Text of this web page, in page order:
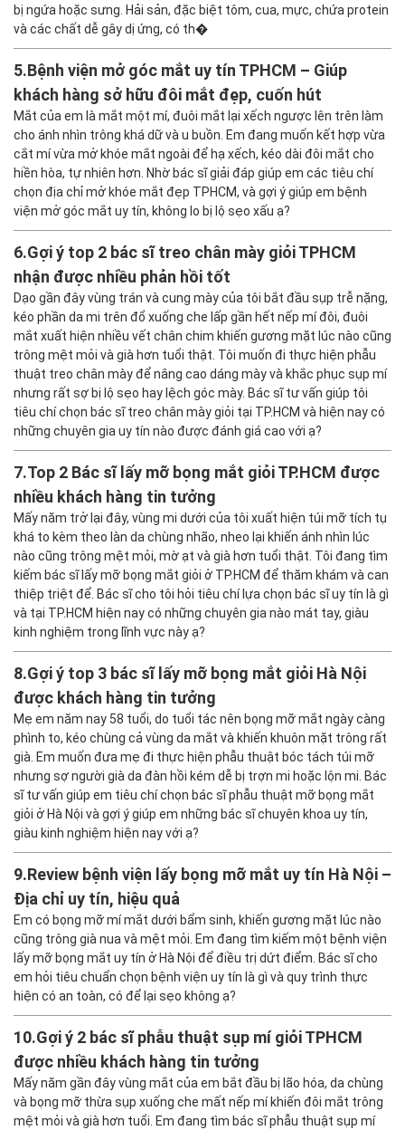
bị ngứa hoặc sưng. Hải sản, đặc biệt tôm, cua, mực, chứa protein
và các chất dễ gây dị ứng, có th�
5.Bệnh viện mở góc mắt uy tín TPHCM – Giúp
khách hàng sở hữu đôi mắt đẹp, cuốn hút
Mắt của em là mắt một mí, đuôi mắt lại xếch ngược lên trên làm
cho ánh nhìn trông khá dữ và u buồn. Em đang muốn kết hợp vừa
cắt mí vừa mở khóe mắt ngoài để hạ xếch, kéo dài đôi mắt cho
hiền hòa, tự nhiên hơn. Nhờ bác sĩ giải đáp giúp em các tiêu chí
chọn địa chỉ mở khóe mắt đẹp TPHCM, và gợi ý giúp em bệnh
viện mở góc mắt uy tín, không lo bị lộ sẹo xấu ạ?
6.Gợi ý top 2 bác sĩ treo chân mày giỏi TPHCM
nhận được nhiều phản hồi tốt
Dạo gần đây vùng trán và cung mày của tôi bắt đầu sụp trễ nặng,
kéo phần da mi trên đổ xuống che lấp gần hết nếp mí đôi, đuôi
mắt xuất hiện nhiều vết chân chim khiến gương mặt lúc nào cũng
trông mệt mỏi và già hơn tuổi thật. Tôi muốn đi thực hiện phẫu
thuật treo chân mày để nâng cao dáng mày và khắc phục sụp mí
nhưng rất sợ bị lộ sẹo hay lệch góc mày. Bác sĩ tư vấn giúp tôi
tiêu chí chọn bác sĩ treo chân mày giỏi tại TP.HCM và hiện nay có
những chuyên gia uy tín nào được đánh giá cao với ạ?
7.Top 2 Bác sĩ lấy mỡ bọng mắt giỏi TP.HCM được
nhiều khách hàng tin tưởng
Mấy năm trở lại đây, vùng mi dưới của tôi xuất hiện túi mỡ tích tụ
khá to kèm theo làn da chùng nhão, nheo lại khiến ánh nhìn lúc
nào cũng trông mệt mỏi, mờ ạt và già hơn tuổi thật. Tôi đang tìm
kiếm bác sĩ lấy mỡ bọng mắt giỏi ở TP.HCM để thăm khám và can
thiệp triệt để. Bác sĩ cho tôi hỏi tiêu chí lựa chọn bác sĩ uy tín là gì
và tại TP.HCM hiện nay có những chuyên gia nào mát tay, giàu
kinh nghiệm trong lĩnh vực này ạ?
8.Gợi ý top 3 bác sĩ lấy mỡ bọng mắt giỏi Hà Nội
được khách hàng tin tưởng
Mẹ em năm nay 58 tuổi, do tuổi tác nên bọng mỡ mắt ngày càng
phình to, kéo chùng cả vùng da mắt và khiến khuôn mặt trông rất
già. Em muốn đưa mẹ đi thực hiện phẫu thuật bóc tách túi mỡ
nhưng sợ người già da đàn hồi kém dễ bị trợn mi hoặc lộn mi. Bác
sĩ tư vấn giúp em tiêu chí chọn bác sĩ phẫu thuật mỡ bọng mắt
giỏi ở Hà Nội và gợi ý giúp em những bác sĩ chuyên khoa uy tín,
giàu kinh nghiệm hiện nay với ạ?
9.Review bệnh viện lấy bọng mỡ mắt uy tín Hà Nội –
Địa chỉ uy tín, hiệu quả
Em có bọng mỡ mí mắt dưới bẩm sinh, khiến gương mặt lúc nào
cũng trông già nua và mệt mỏi. Em đang tìm kiếm một bệnh viện
lấy mỡ bọng mắt uy tín ở Hà Nội để điều trị dứt điểm. Bác sĩ cho
em hỏi tiêu chuẩn chọn bệnh viện uy tín là gì và quy trình thực
hiện có an toàn, có để lại sẹo không ạ?
10.Gợi ý 2 bác sĩ phẫu thuật sụp mí giỏi TPHCM
được nhiều khách hàng tin tưởng
Mấy năm gần đây vùng mắt của em bắt đầu bị lão hóa, da chùng
và bọng mỡ thừa sụp xuống che mất nếp mí khiến đôi mắt trông
mệt mỏi và già hơn tuổi. Em đang tìm bác sĩ phẫu thuật sụp mí